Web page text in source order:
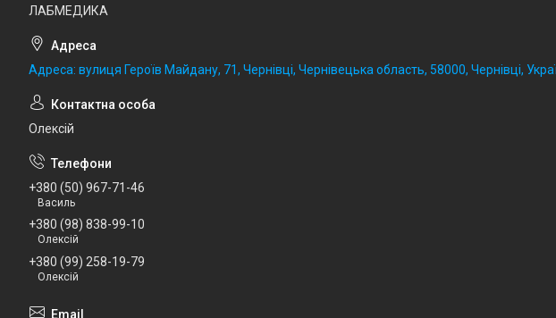
ЛАБМЕДИКА
Адреса: вулиця Героїв Майдану, 71, Чернівці, Чернівецька область, 58000, Чернівці,
Олексій
+380 (50) 967-71-46
Василь
+380 (98) 838-99-10
Олексій
+380 (99) 258-19-79
Олексій